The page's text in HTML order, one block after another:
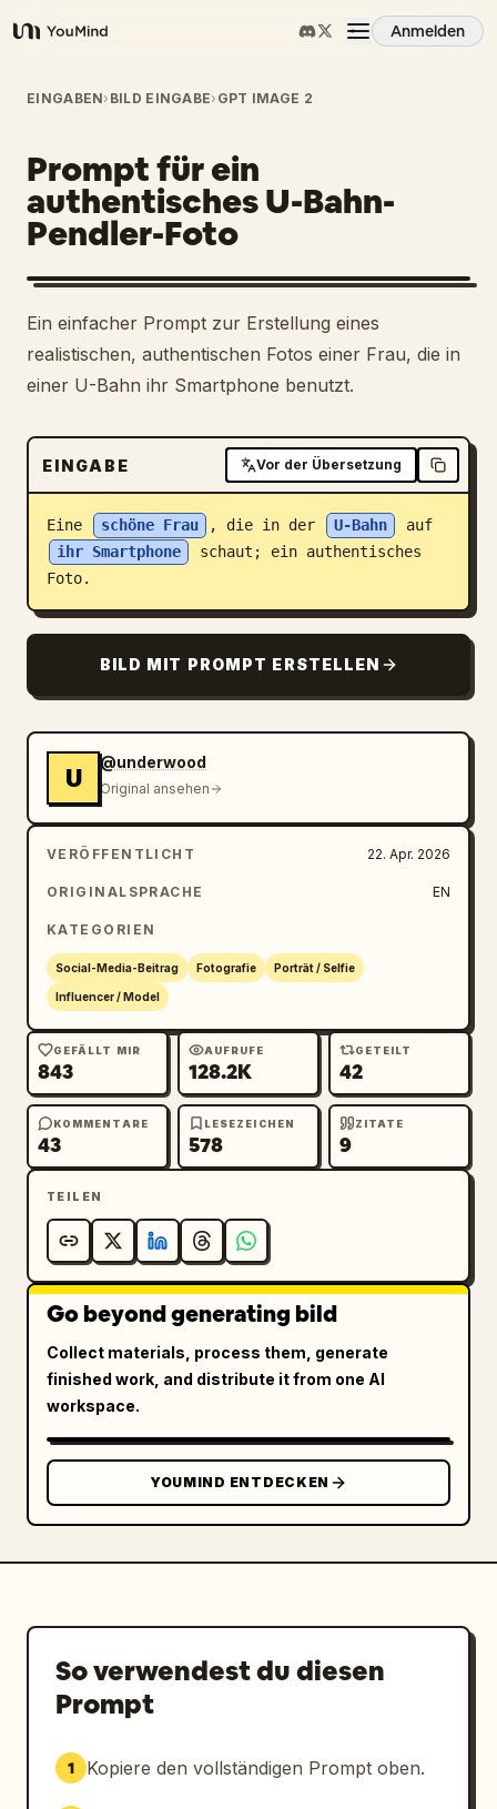
YouMind
Anmelden
Übersicht
Anwendungsfälle
Fähigkeiten
Prompts
Preise
Download
Blog
Updates
EINGABEN› BILD EINGABE› GPT IMAGE 2
Prompt für ein
authentisches U-Bahn-
Pendler-Foto
Ein einfacher Prompt zur Erstellung eines
realistischen, authentischen Fotos einer Frau, die in
einer U-Bahn ihr Smartphone benutzt.
EINGABE Vor der Übersetzung
Eine schöne Frau , die in der U-Bahn
auf
ihr Smartphone
schaut; ein authentisches
Foto.
BILD MIT PROMPT ERSTELLEN
U
@underwood
Original ansehen
VERÖFFENTLICHT 22. Apr. 2026
ORIGINALSPRACHE EN
KATEGORIEN
Social-Media-Beitrag Fotografie Porträt / Selfie
Influencer / Model
GEFÄLLT MIR
843
AUFRUFE
128.2K
GETEILT
42
KOMMENTARE
43
LESEZEICHEN
578
ZITATE
9
TEILEN
Go beyond generating bild
Collect materials, process them, generate
finished work, and distribute it from one AI
workspace.
YOUMIND ENTDECKEN
So verwendest du diesen
Prompt
1 Kopiere den vollständigen Prompt oben.